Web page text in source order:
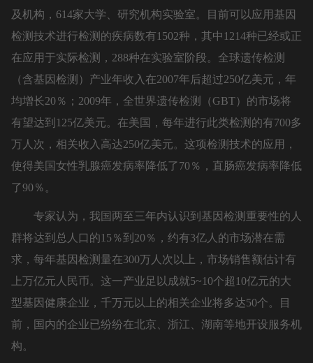
及机构，614家大学、研究机构实验室。目前可以应用基因
检测技术进行检测的疾病数有1502种，其中1214种已经或正
在应用于实际检测，288种在实验室阶段。全球遗传检测
（含基因检测）产业年收入在2007年后超过250亿美元，年
均增长20％；2009年，全世界遗传检测（GBT）的市场将
有望达到125亿美元。在美国，每年进行此类检测的有700多
万人次，相关收入高达250亿美元。这项检测技术的应用，
使得美国女性乳腺癌发病率降低了70％，直肠癌发病率降低
了90％。
专家认为，我国两至三年内认识到基因检测重要性的人
群将达到总人口的15％到20％，约有3亿人的市场潜在需
求，每年基因检测量在300万人次以上，市场销售额估计有
上万亿元人民币。这一产业足以成就5~10个超10亿元的大
型基因健康企业，千万元以上的相关企业将多达50个。目
前，国内的企业已纷纷在北京、浙江、湖南等地开设服务机
构。